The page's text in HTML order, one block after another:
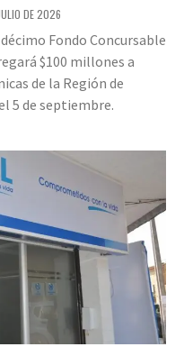
DE 2026
Fondo Concursable
$100 millones a
de la Región de
5 de septiembre.